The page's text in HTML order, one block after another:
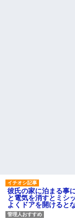
彼氏の家に泊まる事
と電気を消すとミシ
よくドアを開けると